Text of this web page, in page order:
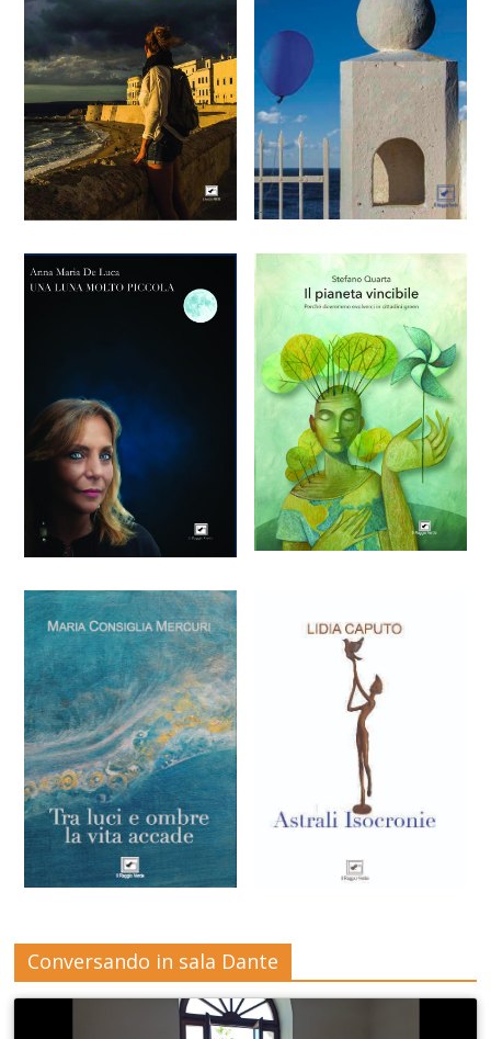
Conversando in sala Dante